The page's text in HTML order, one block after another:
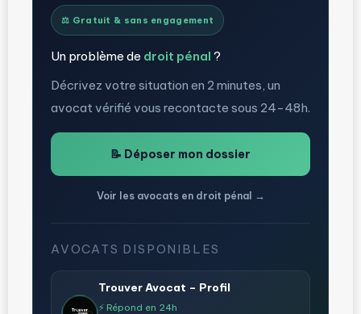
⚖️ Gratuit & sans engagement
Un problème de droit pénal ?
Décrivez votre situation en 2 minutes, un
avocat vérifié vous recontacte sous 24-48h.
📝 Déposer mon dossier
Voir les avocats en droit pénal →
AVOCATS DISPONIBLES
Trouver Avocat – Profil
⚡ Répond en 24h